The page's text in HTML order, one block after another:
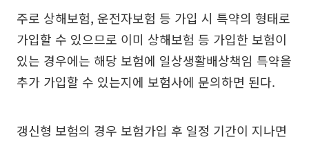
주로 상해보험, 운전자보험 등 가입 시 특약의 형태로
가입할 수 있으므로 이미 상해보험 등 가입한 보험이
있는 경우에는 해당 보험에 일상생활배상책임 특약을
추가 가입할 수 있는지에 보험사에 문의하면 된다.
갱신형 보험의 경우 보험가입 후 일정 기간이 지나면